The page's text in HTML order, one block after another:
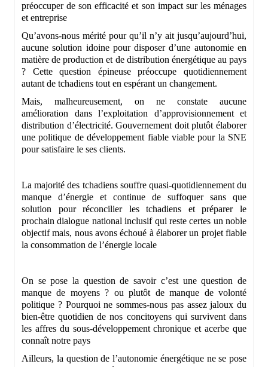
préoccuper de son efficacité et son impact sur les ménages
et entreprise
Qu’avons-nous mérité pour qu’il n’y ait jusqu’aujourd’hui,
aucune solution idoine pour disposer d’une autonomie en
matière de production et de distribution énergétique au pays
? Cette question épineuse préoccupe quotidiennement
autant de tchadiens tout en espérant un changement.
Mais, malheureusement, on ne constate aucune
amélioration dans l’exploitation d’approvisionnement et
distribution d’électricité. Gouvernement doit plutôt élaborer
une politique de développement fiable viable pour la SNE
pour satisfaire le ses clients.
La majorité des tchadiens souffre quasi-quotidiennement du
manque d’énergie et continue de suffoquer sans que
solution pour réconcilier les tchadiens et préparer le
prochain dialogue national inclusif qui reste certes un noble
objectif mais, nous avons échoué à élaborer un projet fiable
la consommation de l’énergie locale
On se pose la question de savoir c’est une question de
manque de moyens ? ou plutôt de manque de volonté
politique ? Pourquoi ne sommes-nous pas assez jaloux du
bien-être quotidien de nos concitoyens qui survivent dans
les affres du sous-développement chronique et acerbe que
connaît notre pays
Ailleurs, la question de l’autonomie énergétique ne se pose